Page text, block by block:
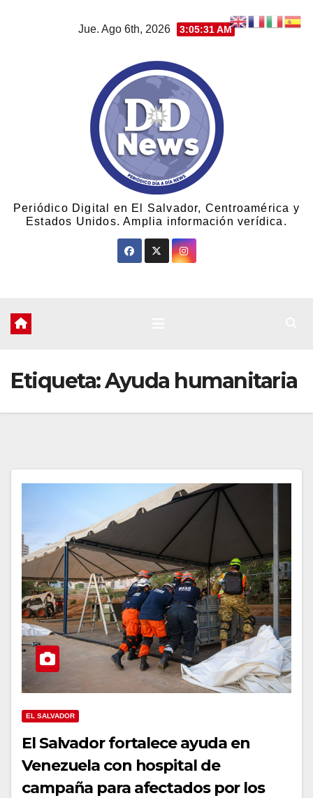
Jue. Ago 6th, 2026 3:05:33 AM
Periódico Digital en El Salvador, Centroamérica y
Estados Unidos. Amplia información verídica.
Etiqueta:Ayuda humanitaria
EL SALVADOR
El Salvador fortalece ayuda en
Venezuela con hospital de
campaña para afectados por los